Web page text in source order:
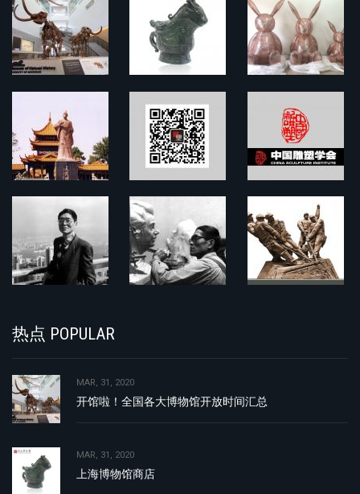
热点 POPULAR
MAR, 31, 2020
开馆啦！全国各大博物馆开放时间汇总
MAR, 31, 2020
上海博物馆商店